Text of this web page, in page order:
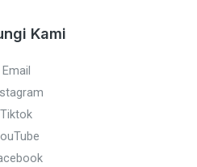
Kami
Email
Tiktok